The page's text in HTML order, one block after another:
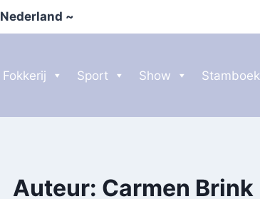
~
Fokkerij Sport Show Stamboek
Auteur: Carmen Brink